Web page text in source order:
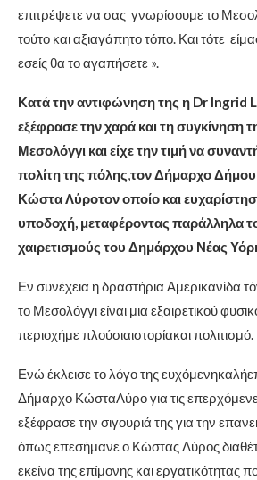
επιτρέψετε να σας γνωρίσουμε το
τούτο και αξιαγάπητο τόπο. Και τότε
εσείς θα το αγαπήσετε ».
Κατά την αντιφώνηση της η Dr Ingrid
εξέφρασε την χαρά και τη συγκίνηση
Μεσολόγγι και είχε την τιμή να
πολίτη της πόλης,τον Δήμαρχο Δήμου
Κώστα Λύροτον οποίο και
υποδοχή, μεταφέροντας παράλληλα
χαιρετισμούς του Δημάρχου Νέας
Εν συνέχεια η δραστήρια Αμερικανίδα
το Μεσολόγγι είναι μια εξαιρετικού
περιοχήμε πλούσιαιστορίακαι πολιτισμό.
Ενώ έκλεισε το λόγο της
Δήμαρχο ΚώσταΛύρο για τις
εξέφρασε την σιγουριά της για την
όπως επεσήμανε ο Κώστας Λύρος
εκείνα της επίμονης και εργατικότητας